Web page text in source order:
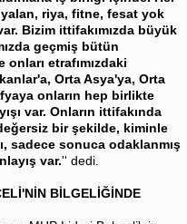
yalan, riya, fitne, fesat yok
Bizim ittifakımızda büyük
geçmiş bütün
etrafımızdaki
Orta Asya'ya, Orta
onların hep birlikte
var. Onların ittifakında
bir şekilde, kiminle
sadece sonuca odaklanmış
var.'' dedi.
BİLGELİĞİNDE